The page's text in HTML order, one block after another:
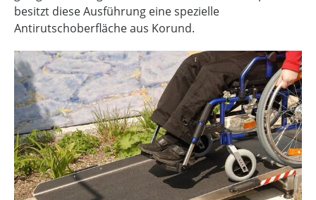
besitzt diese Ausführung eine spezielle
Antirutschoberfläche aus Korund.